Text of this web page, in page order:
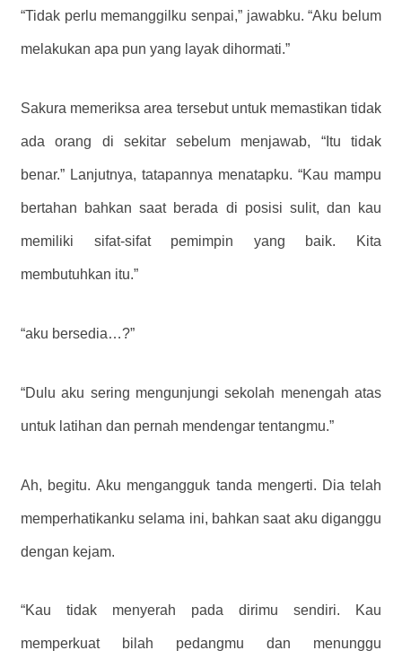
“Tidak perlu memanggilku senpai,” jawabku. “Aku belum
melakukan apa pun yang layak dihormati.”
Sakura memeriksa area tersebut untuk memastikan tidak
ada orang di sekitar sebelum menjawab, “Itu tidak
benar.” Lanjutnya, tatapannya menatapku. “Kau mampu
bertahan bahkan saat berada di posisi sulit, dan kau
memiliki sifat-sifat pemimpin yang baik. Kita
membutuhkan itu.”
“aku bersedia…?”
“Dulu aku sering mengunjungi sekolah menengah atas
untuk latihan dan pernah mendengar tentangmu.”
Ah, begitu. Aku mengangguk tanda mengerti. Dia telah
memperhatikanku selama ini, bahkan saat aku diganggu
dengan kejam.
“Kau tidak menyerah pada dirimu sendiri. Kau
memperkuat bilah pedangmu dan menunggu